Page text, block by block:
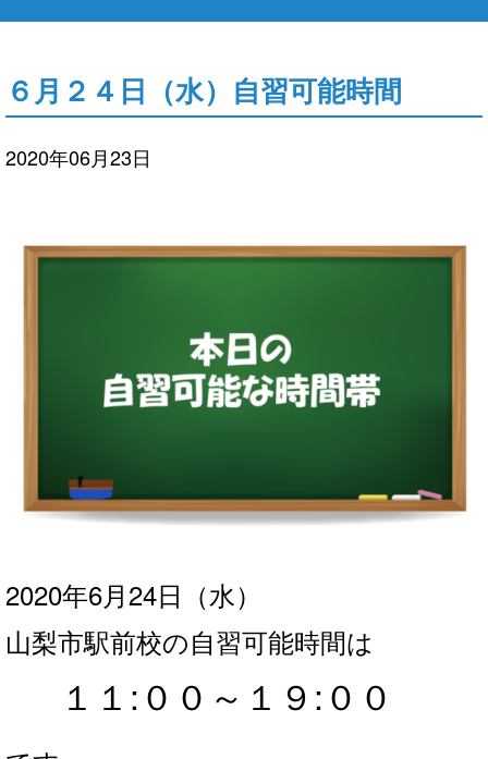
６月２４日（水）自習可能時間
2020年06月23日
2020年6月24日（水）
山梨市駅前校の自習可能時間は
１１:００～１９:０ ０